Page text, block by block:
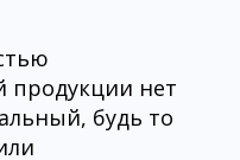
продукции нет
будь то